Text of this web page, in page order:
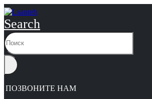
Search
ПОЗВОНИТЕ НАМ